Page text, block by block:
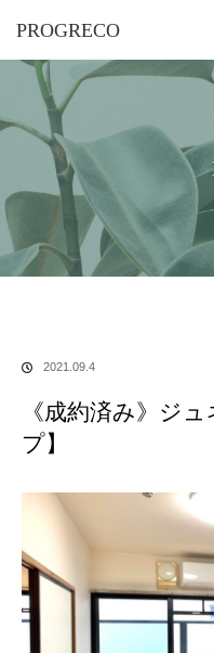
PROGRECO
2021.09.4
《成約済み》ジ
プ】